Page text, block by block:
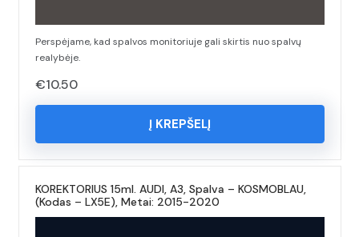
Perspėjame, kad spalvos monitoriuje gali skirtis nuo spalvų
realybėje.
€10.50
Į KREPŠELĮ
KOREKTORIUS 15ml. AUDI, A3, Spalva – KOSMOBLAU,
(Kodas – LX5E), Metai: 2015-2020